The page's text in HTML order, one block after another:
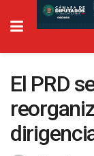
El PRD